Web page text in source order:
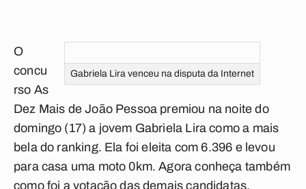
Gabriela Lira venceu na disputa da Internet
O
concu
rso As
Dez Mais de João Pessoa premiou na noite do
domingo (17) a jovem Gabriela Lira como a mais
bela do ranking. Ela foi eleita com 6.396 e levou
para casa uma moto 0km. Agora conheça também
como foi a votação das demais candidatas.